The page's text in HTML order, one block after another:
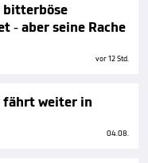
bitterböse
- aber seine Rache
vor 12 Std.
fährt weiter in
04.08.